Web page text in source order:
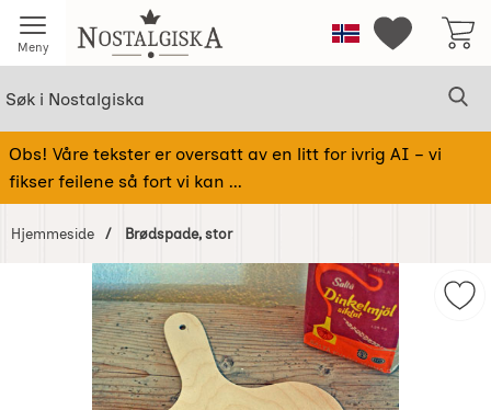
Meny Startsiden for NostalgiskaNorge Mine
Obs! Våre tekster er oversatt av en litt for ivrig AI – vi
fikser feilene så fort vi kan ...
Hjemmeside Brødspade, stor